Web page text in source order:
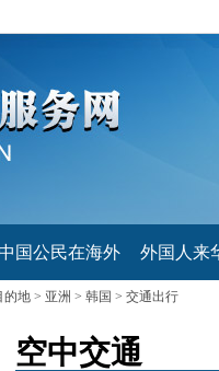
国公民在海外 外国人来
的地 > 亚洲 > 韩国 > 交通出行
空中交通